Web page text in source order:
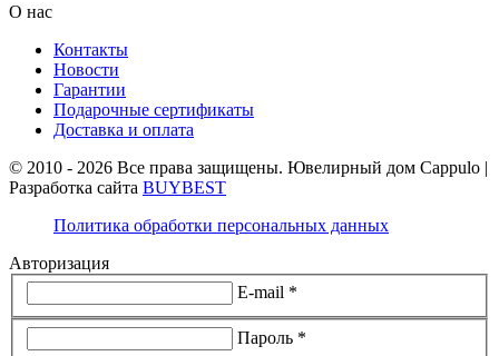
О нас
Контакты
Новости
Гарантии
Подарочные сертификаты
Доставка и оплата
© 2010 - 2026 Все права защищены. Ювелирный дом Cappulo |
Разработка сайта BUYBEST
Политика обработки персональных данных
Авторизация
E-mail *
Пароль *